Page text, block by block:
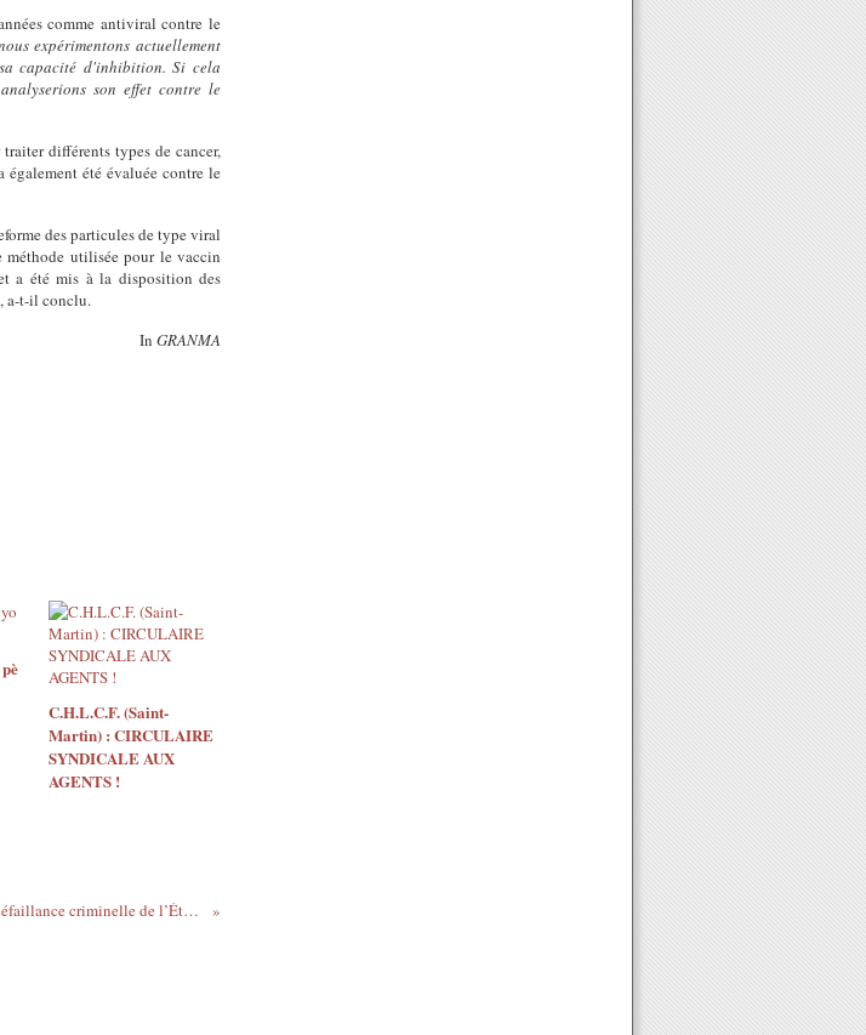
comme antiviral contre le
expérimentons actuellement
capacité d'inhibition. Si cela
son effet contre le
différents types de cancer,
été évaluée contre le
des particules de type viral
utilisée pour le vaccin
a été mis à la disposition des
a-t-il conclu.
In GRANMA
C.H.L.C.F. (Saint-
Martin) : CIRCULAIRE
SYNDICALE AUX
AGENTS !
Aveux d’Agnès Buzyn : une défaillance criminelle de l’État Macron ?